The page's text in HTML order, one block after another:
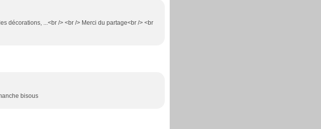
décorations, ...<br /> <br /> Merci du partage<br /> <br
bisous